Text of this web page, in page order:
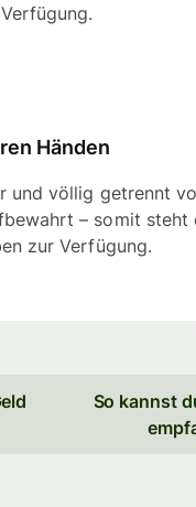
Händen
und völlig getrennt
– somit steht
zur Verfügung.
So kannst